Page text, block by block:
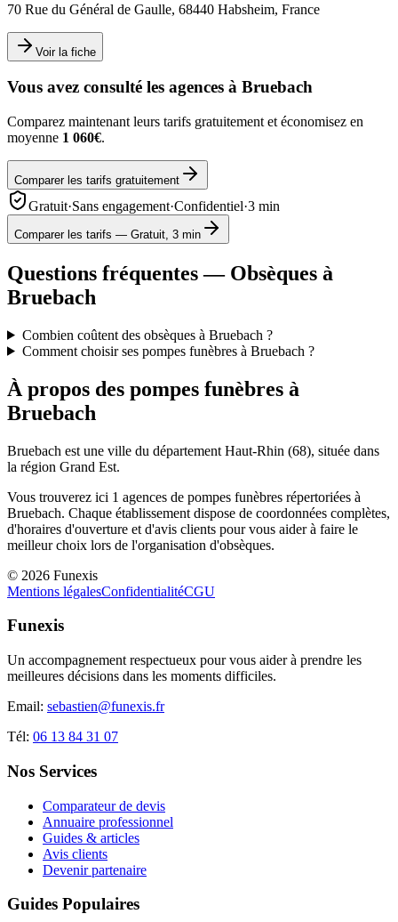
70 Rue du Général de Gaulle, 68440 Habsheim, France
Voir la fiche
Vous avez consulté les agences à Bruebach
Comparez maintenant leurs tarifs gratuitement et économisez en
moyenne 1 060€.
Comparer les tarifs gratuitement
Gratuit·Sans engagement·Confidentiel·3 min
Comparer les tarifs — Gratuit, 3 min
Questions fréquentes — Obsèques à
Bruebach
Combien coûtent des obsèques à Bruebach ?
Comment choisir ses pompes funèbres à Bruebach ?
À propos des pompes funèbres à
Bruebach
Bruebach est une ville du département Haut-Rhin (68), située dans
la région Grand Est.
Vous trouverez ici 1 agences de pompes funèbres répertoriées à
Bruebach. Chaque établissement dispose de coordonnées complètes,
d'horaires d'ouverture et d'avis clients pour vous aider à faire le
meilleur choix lors de l'organisation d'obsèques.
© 2026 Funexis
Mentions légalesConfidentialitéCGU
Funexis
Un accompagnement respectueux pour vous aider à prendre les
meilleures décisions dans les moments difficiles.
Email: sebastien@funexis.fr
Tél: 06 13 84 31 07
Nos Services
Comparateur de devis
Annuaire professionnel
Guides & articles
Avis clients
Devenir partenaire
Guides Populaires